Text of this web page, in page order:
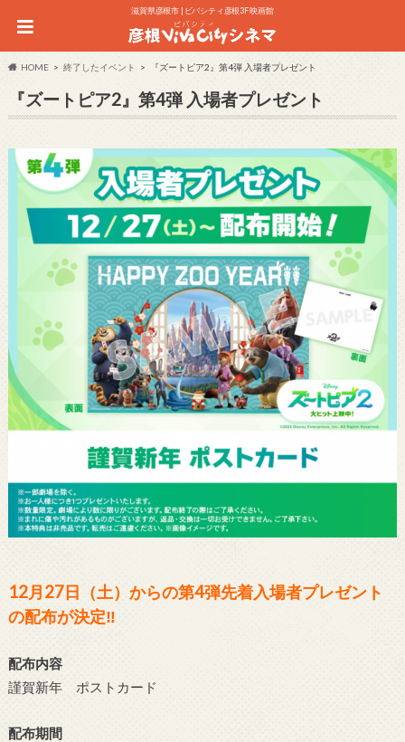
滋賀県彦根市 | ビバシティ彦根3F 映画館
HOME 終了したイベント 『ズートピア2』第4弾 入場者プレゼント
『ズートピア2』第4弾 入場者プレゼント
12月27日（土）からの第4弾先着入場者プレゼント
の配布が決定‼
配布内容
謹賀新年 ポストカード
配布期間